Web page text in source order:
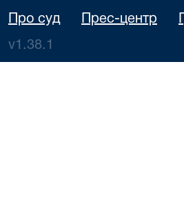
Про суд Прес-центр
v1.38.1